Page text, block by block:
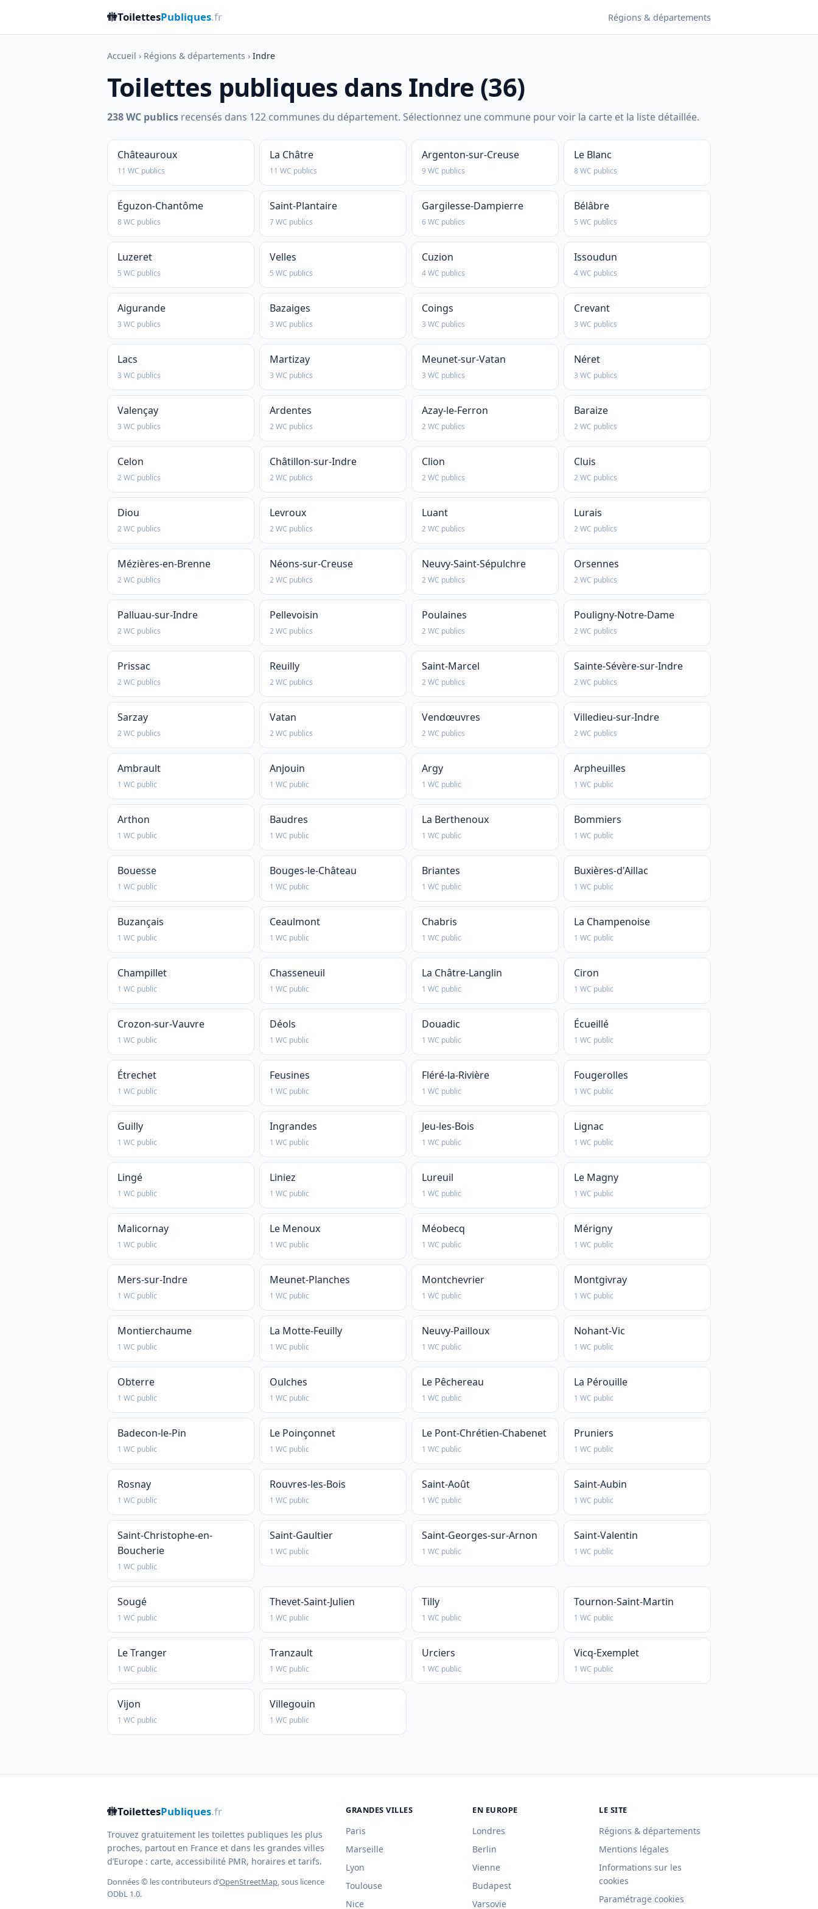
🚻ToilettesPubliques.fr Régions & départements
Accueil › Régions & départements › Indre
Toilettes publiques dans Indre (36)
238 WC publics recensés dans 122 communes du département. Sélectionnez une commune pour voir la carte et la liste détaillée.
Châteauroux
11 WC publics
La Châtre
11 WC publics
Argenton-sur-Creuse
9 WC publics
Le Blanc
8 WC publics
Éguzon-Chantôme
8 WC publics
Saint-Plantaire
7 WC publics
Gargilesse-Dampierre
6 WC publics
Bélâbre
5 WC publics
Luzeret
5 WC publics
Velles
5 WC publics
Cuzion
4 WC publics
Issoudun
4 WC publics
Aigurande
3 WC publics
Bazaiges
3 WC publics
Coings
3 WC publics
Crevant
3 WC publics
Lacs
3 WC publics
Martizay
3 WC publics
Meunet-sur-Vatan
3 WC publics
Néret
3 WC publics
Valençay
3 WC publics
Ardentes
2 WC publics
Azay-le-Ferron
2 WC publics
Baraize
2 WC publics
Celon
2 WC publics
Châtillon-sur-Indre
2 WC publics
Clion
2 WC publics
Cluis
2 WC publics
Diou
2 WC publics
Levroux
2 WC publics
Luant
2 WC publics
Lurais
2 WC publics
Mézières-en-Brenne
2 WC publics
Néons-sur-Creuse
2 WC publics
Neuvy-Saint-Sépulchre
2 WC publics
Orsennes
2 WC publics
Palluau-sur-Indre
2 WC publics
Pellevoisin
2 WC publics
Poulaines
2 WC publics
Pouligny-Notre-Dame
2 WC publics
Prissac
2 WC publics
Reuilly
2 WC publics
Saint-Marcel
2 WC publics
Sainte-Sévère-sur-Indre
2 WC publics
Sarzay
2 WC publics
Vatan
2 WC publics
Vendœuvres
2 WC publics
Villedieu-sur-Indre
2 WC publics
Ambrault
1 WC public
Anjouin
1 WC public
Argy
1 WC public
Arpheuilles
1 WC public
Arthon
1 WC public
Baudres
1 WC public
La Berthenoux
1 WC public
Bommiers
1 WC public
Bouesse
1 WC public
Bouges-le-Château
1 WC public
Briantes
1 WC public
Buxières-d'Aillac
1 WC public
Buzançais
1 WC public
Ceaulmont
1 WC public
Chabris
1 WC public
La Champenoise
1 WC public
Champillet
1 WC public
Chasseneuil
1 WC public
La Châtre-Langlin
1 WC public
Ciron
1 WC public
Crozon-sur-Vauvre
1 WC public
Déols
1 WC public
Douadic
1 WC public
Écueillé
1 WC public
Étrechet
1 WC public
Feusines
1 WC public
Fléré-la-Rivière
1 WC public
Fougerolles
1 WC public
Guilly
1 WC public
Ingrandes
1 WC public
Jeu-les-Bois
1 WC public
Lignac
1 WC public
Lingé
1 WC public
Liniez
1 WC public
Lureuil
1 WC public
Le Magny
1 WC public
Malicornay
1 WC public
Le Menoux
1 WC public
Méobecq
1 WC public
Mérigny
1 WC public
Mers-sur-Indre
1 WC public
Meunet-Planches
1 WC public
Montchevrier
1 WC public
Montgivray
1 WC public
Montierchaume
1 WC public
La Motte-Feuilly
1 WC public
Neuvy-Pailloux
1 WC public
Nohant-Vic
1 WC public
Obterre
1 WC public
Oulches
1 WC public
Le Pêchereau
1 WC public
La Pérouille
1 WC public
Badecon-le-Pin
1 WC public
Le Poinçonnet
1 WC public
Le Pont-Chrétien-Chabenet
1 WC public
Pruniers
1 WC public
Rosnay
1 WC public
Rouvres-les-Bois
1 WC public
Saint-Août
1 WC public
Saint-Aubin
1 WC public
Saint-Christophe-en-
Boucherie
1 WC public
Saint-Gaultier
1 WC public
Saint-Georges-sur-Arnon
1 WC public
Saint-Valentin
1 WC public
Sougé
1 WC public
Thevet-Saint-Julien
1 WC public
Tilly
1 WC public
Tournon-Saint-Martin
1 WC public
Le Tranger
1 WC public
Tranzault
1 WC public
Urciers
1 WC public
Vicq-Exemplet
1 WC public
Vijon
1 WC public
Villegouin
1 WC public
🚻ToilettesPubliques.fr
Trouvez gratuitement les toilettes publiques les plus
proches, partout en France et dans les grandes villes
d’Europe : carte, accessibilité PMR, horaires et tarifs.
Données © les contributeurs d’OpenStreetMap, sous licence
ODbL 1.0.
GRANDES VILLES
Paris
Marseille
Lyon
Toulouse
Nice
EN EUROPE
Londres
Berlin
Vienne
Budapest
Varsovie
LE SITE
Régions & départements
Mentions légales
Informations sur les
cookies
Paramétrage cookies